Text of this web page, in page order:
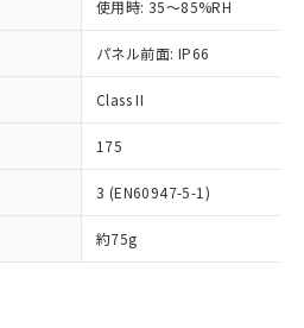
使用時: 35～85%RH
パネル前面: IP66
Class II
175
3 (EN60947-5-1)
約75g
機器販売店や当社販売拠
ネットワーク
」をご確認
び標準価格結果を当社の
く第三者に漏洩または開
お願いします。
能（部品リスト作成サー
利用いただくには、I-Web
ご登録されている必要が
４物質については閾値を超える意
確認しています。
え状況などにより、予定
があります。
期限
（10物質）のすべてが基
を示します。
用状況下において有害物
し、環境に深刻な影響を
意味します。
す。当社販売部門へお問
。
、生物兵器またはその他
れらの製造装置等に一切
製品を第三者に販売する
1、2および3の内容を当
知します。また当社は、
販売に係わる関係者が違
おそれがある場合は、取
しません。
し(最新の在庫状況につ
、お客様のお取引先、ま
客様担当のオムロン制御
店・当社販売員にご確
機種、また在庫状況の
公開していない機種